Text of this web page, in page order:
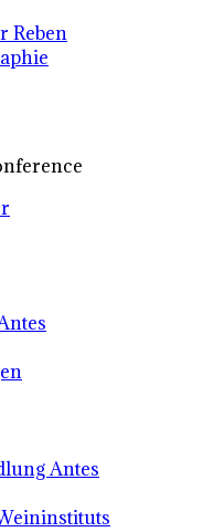
Reben
Antes